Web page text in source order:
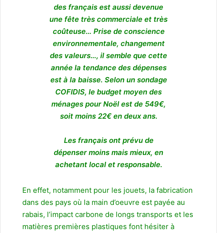
des français est aussi devenue
une fête très commerciale et très
coûteuse… Prise de conscience
environnementale, changement
des valeurs…, il semble que cette
année la tendance des dépenses
est à la baisse. Selon un sondage
COFIDIS, le budget moyen des
ménages pour Noël est de 549€,
soit moins 22€ en deux ans.
Les français ont prévu de
dépenser moins mais mieux, en
achetant local et responsable.
En effet, notamment pour les jouets, la fabrication
dans des pays où la main d’oeuvre est payée au
rabais, l’impact carbone de longs transports et les
matières premières plastiques font hésiter à